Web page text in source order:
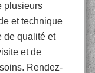
plusieurs
et technique
de qualité et
et de
Rendez-